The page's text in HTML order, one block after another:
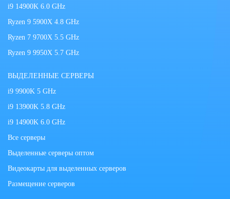
i9 14900K 6.0 GHz
Ryzen 9 5900X 4.8 GHz
Ryzen 7 9700X 5.5 GHz
Ryzen 9 9950X 5.7 GHz
ВЫДЕЛЕННЫЕ СЕРВЕРЫ
i9 9900K 5 GHz
i9 13900K 5.8 GHz
i9 14900K 6.0 GHz
Все серверы
Выделенные серверы оптом
Видеокарты для выделенных серверов
Размещение серверов